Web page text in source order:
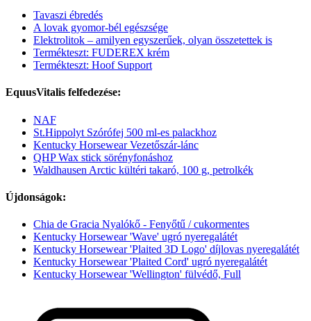
Tavaszi ébredés
A lovak gyomor-bél egészsége
Elektrolitok – amilyen egyszerűek, olyan összetettek is
Termékteszt: FUDEREX krém
Termékteszt: Hoof Support
EquusVitalis felfedezése:
NAF
St.Hippolyt Szórófej 500 ml-es palackhoz
Kentucky Horsewear Vezetőszár-lánc
QHP Wax stick sörényfonáshoz
Waldhausen Arctic kültéri takaró, 100 g, petrolkék
Újdonságok:
Chia de Gracia Nyalókő - Fenyőtű / cukormentes
Kentucky Horsewear 'Wave' ugró nyeregalátét
Kentucky Horsewear 'Plaited 3D Logo' díjlovas nyeregalátét
Kentucky Horsewear 'Plaited Cord' ugró nyeregalátét
Kentucky Horsewear 'Wellington' fülvédő, Full